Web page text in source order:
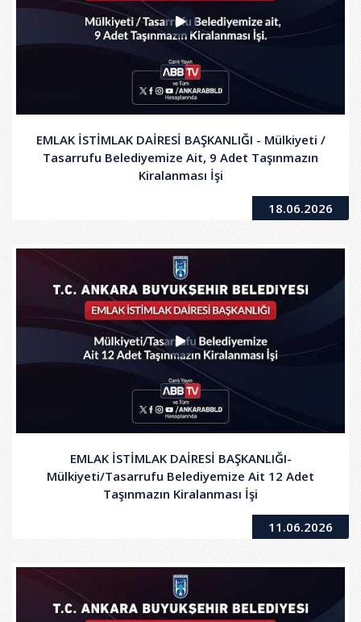
EMLAK İSTİMLAK DAİRESİ BAŞKANLIĞI - Mülkiyeti /
Tasarrufu Belediyemize Ait, 9 Adet Taşınmazın
Kiralanması İşi
18.06.2026
EMLAK İSTİMLAK DAİRESİ BAŞKANLIĞI-
Mülkiyeti/Tasarrufu Belediyemize Ait 12 Adet
Taşınmazın Kiralanması İşi
11.06.2026